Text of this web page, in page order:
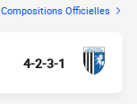
Compositions Officielles
4-2-3-1